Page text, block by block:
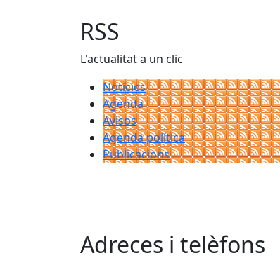
RSS
L'actualitat a un clic
Notícies
Agenda
Avisos
Agenda política
Publicacions
Adreces i telèfons